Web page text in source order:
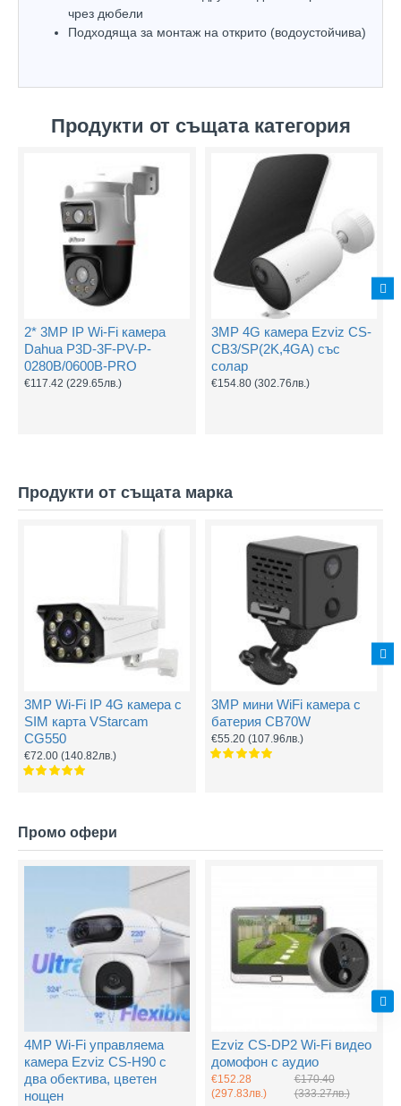
чрез дюбели
Подходяща за монтаж на открито (водоустойчива)
Продукти от същата категория
2* 3MP IP Wi-Fi камера
Dahua P3D-3F-PV-P-
0280B/0600B-PRO
€117.42 (229.65лв.)
3MP 4G камера Ezviz CS-
CB3/SP(2K,4GA) със
солар
€154.80 (302.76лв.)
Продукти от същата марка
3MP Wi-Fi IP 4G камера с
SIM карта VStarcam
CG550
€72.00 (140.82лв.)
3MP мини WiFi камера с
батерия CB70W
€55.20 (107.96лв.)
Промо офери
4MP Wi-Fi управляема
камера Ezviz CS-H90 с
два обектива, цветен
нощен
Ezviz CS-DP2 Wi-Fi видео
домофон с аудио
€152.28
(297.83лв.)
€170.40
(333.27лв.)